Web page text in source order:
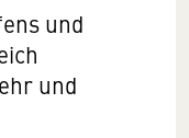
und
und